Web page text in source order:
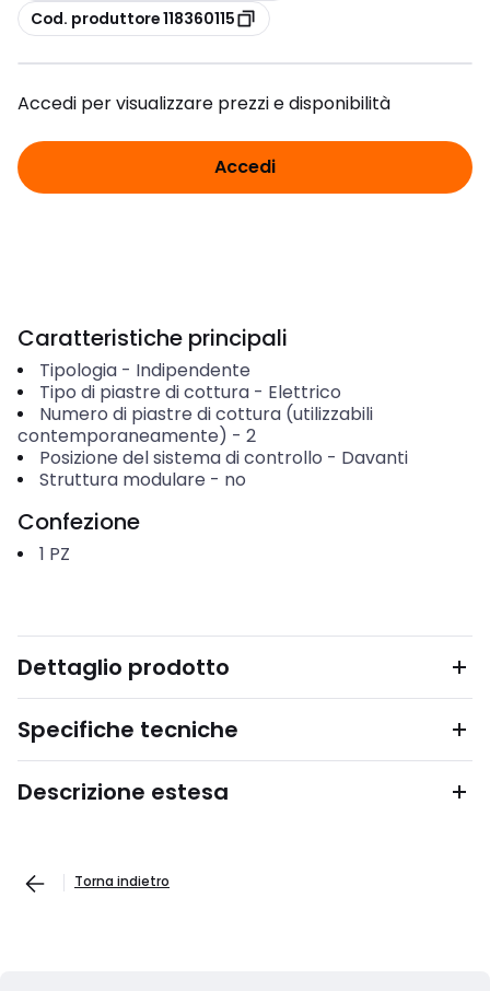
copia
Cod. produttore 118360115
Accedi per visualizzare prezzi e disponibilità
Accedi
Caratteristiche principali
Tipologia- Indipendente
Tipo di piastre di cottura- Elettrico
Numero di piastre di cottura (utilizzabili
contemporaneamente) - 2
Posizione del sistema di controllo - Davanti
Struttura modulare - no
Confezione
1 PZ
Dettaglio prodotto
Specifiche tecniche
Descrizione estesa
Torna indietro